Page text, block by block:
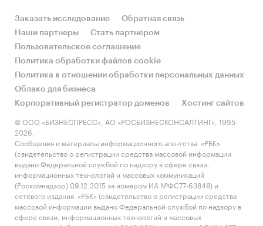
Заказать исследование
Обратная связь
Наши партнеры
Стать партнером
Пользовательское соглашение
Политика обработки файлов cookie
Политика в отношении обработки персональных данных
Облако для бизнеса
Корпоративный регистратор доменов
Хостинг сайтов
© ООО «БИЗНЕСПРЕСС», АО «РОСБИЗНЕСКОНСАЛТИНГ», 1995-
2026.
Сообщения и материалы информационного агентства «РБК»
(свидетельство о регистрации средства массовой информации
выдано Федеральной службой по надзору в сфере связи,
информационных технологий и массовых коммуникаций
(Роскомнадзор) 09.12.2015 за номером ИА №ФС77-63848) и
сетевого издания «РБК» (свидетельство о регистрации средства
массовой информации выдано Федеральной службой по надзору в
сфере связи, информационных технологий и массовых